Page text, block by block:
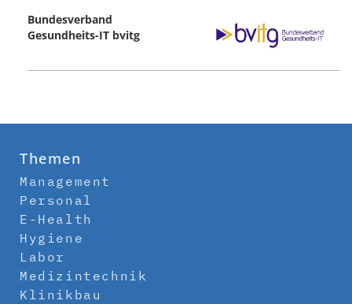
Bundesverband
Gesundheits-IT bvitg
Themen
Management
Personal
E-Health
Hygiene
Labor
Medizintechnik
Klinikbau